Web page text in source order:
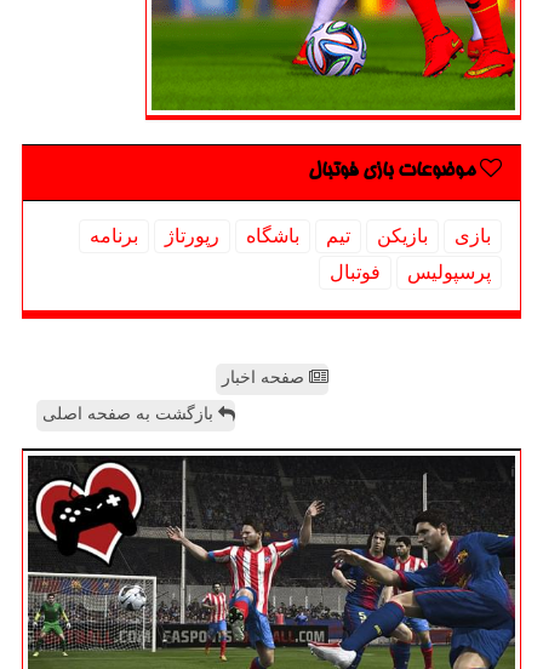
موضوعات بازی فوتبال
بازی بازیكن تیم باشگاه رپورتاژ
برنامه
پرسپولیس
فوتبال
صفحه اخبار
بازگشت به صفحه اصلی